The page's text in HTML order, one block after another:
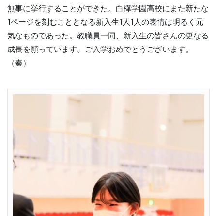
無事に挙行することができた。白樺学園高校にまた新たな
1ページを刻むこととなる新入生1人1人の表情は明るく元
気なものであった。教職員一同、新入生の皆さんの更なる
成長を願っています。ご入学おめでとうございます。
（秦）